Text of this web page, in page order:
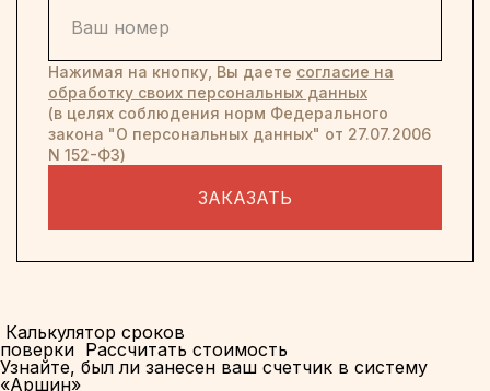
Нажимая на кнопку, Вы даете согласие на
обработку своих персональных данных
(в целях соблюдения норм Федерального
закона "О персональных данных" от 27.07.2006
N 152-ФЗ)
ЗАКАЗАТЬ
Калькулятор сроков
поверки Рассчитать стоимость
Узнайте, был ли занесен ваш счетчик в систему
«Аршин»